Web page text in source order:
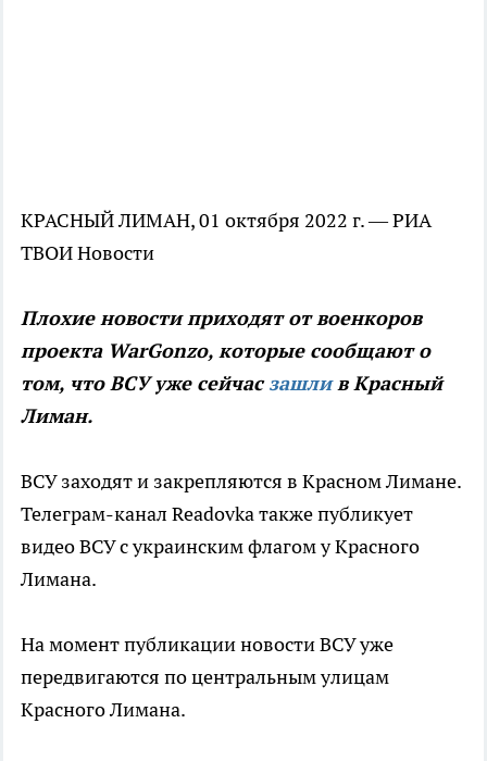
КРАСНЫЙ ЛИМАН, 01 октября 2022 г. — РИА
ТВОИ Новости
Плохие новости приходят от военкоров
проекта WarGonzo, которые сообщают о
том, что ВСУ уже сейчасзашлив Красный
Лиман.
ВСУ заходят и закрепляются в Красном Лимане.
Телеграм-канал Readovka также публикует
видео ВСУ с украинским флагом у Красного
Лимана.
На момент публикации новости ВСУ уже
передвигаются по центральным улицам
Красного Лимана.